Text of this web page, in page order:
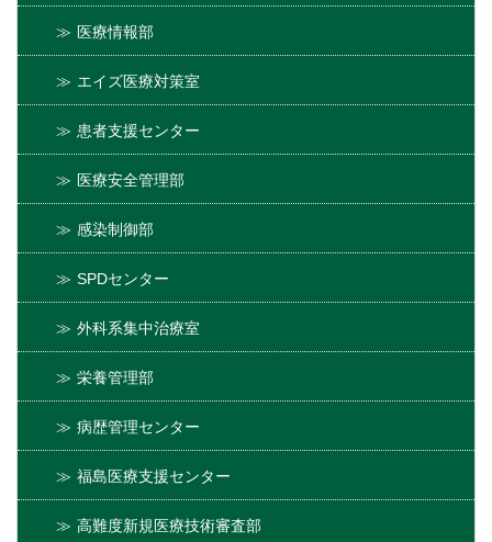
医療情報部
エイズ医療対策室
患者支援センター
医療安全管理部
感染制御部
SPDセンター
外科系集中治療室
栄養管理部
病歴管理センター
福島医療支援センター
高難度新規医療技術審査部